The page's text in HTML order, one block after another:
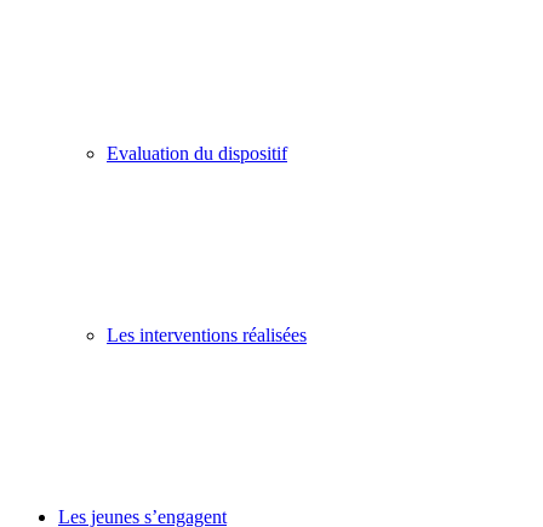
Evaluation du dispositif
Les interventions réalisées
Les jeunes s’engagent